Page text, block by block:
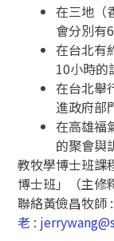
在三地（
會分別有
在台北有
10小時的
在台北舉
進政府部
在高雄福
的聚會與
教牧學博士班課
博士班」（主修
聯絡黃儉昌牧師 :
老 :